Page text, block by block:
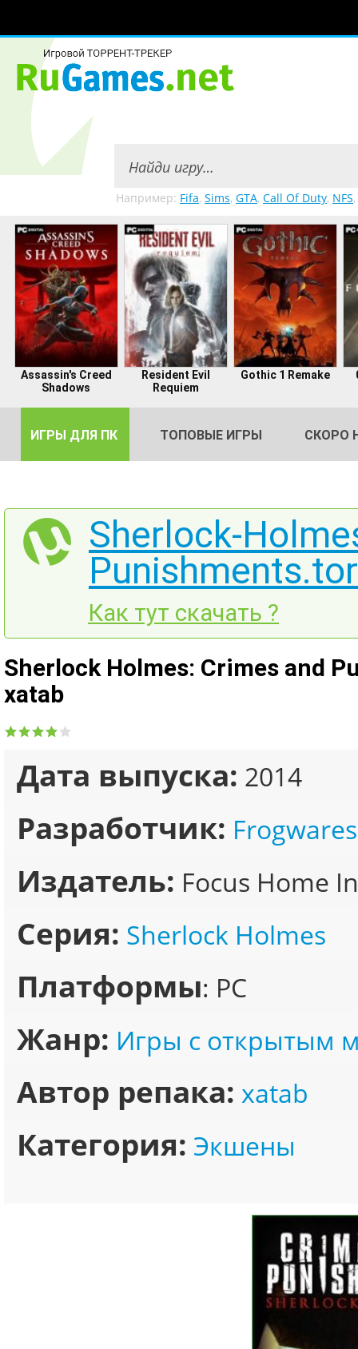
Например: Fifa, Sims, GTA, Call Of Duty, NFS,
Assassin's Creed
Shadows
Resident Evil
Requiem
Gothic 1 Remake
ИГРЫ ДЛЯ ПК ТОПОВЫЕ ИГРЫ СКОРО
Sherlock-
Как тут скачать ?
Sherlock Holmes: Crimes and
xatab
Дата выпуска: 2014
Разработчик: Frogwares
Издатель: Focus Home
Серия: Sherlock Holmes
Платформы: PC
Жанр: Игры с открытым
Автор репака: xatab
Категория: Экшены